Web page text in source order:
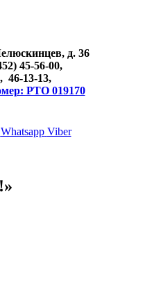
д. 36
45-56-00,
46-13-13,
РТО 019170
Whatsapp Viber